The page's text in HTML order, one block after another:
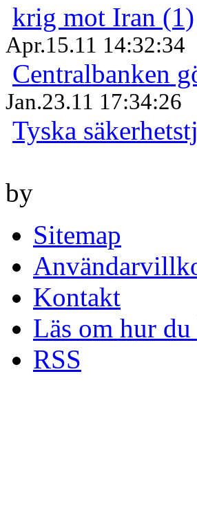
krig mot Iran (1)
Apr.15.11 14:32:34
Centralbanken
Jan.23.11 17:34:26
Tyska
by
Sitemap
Kontakt
Läs om hur
RSS